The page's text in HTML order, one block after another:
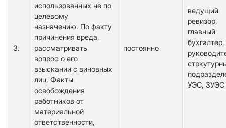
3.
использованных не по
целевому
назначению. По факту
причинения вреда,
рассматривать
вопрос о его
взыскании с виновных
лиц. Факты
освобождения
работников от
материальной
ответственности,
постоянно
ведущий
ревизор,
главный
бухгалтер,
УЭС, ЗУЭС